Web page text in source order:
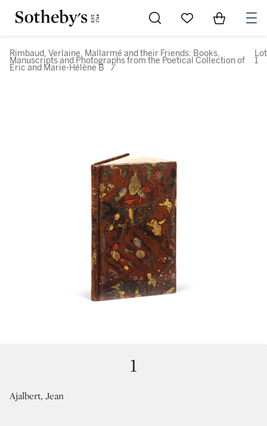
Go to My Favorites
Items in
Rimbaud, Verlaine, Mallarmé and their Friends: Books,
Manuscripts and Photographs from the Poetical Collection of
Eric and Marie-Hélène B /
Lot
1
1
Ajalbert, Jean